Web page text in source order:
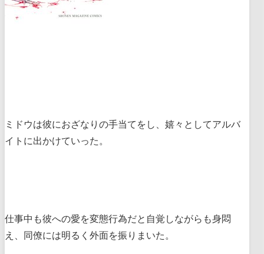
ミドウは彼におざなりの手当てをし、嬉々としてアルバ
イトに出かけていった。
仕事中も彼への愛を変態行為だと自覚しながらも身悶
え、同僚には明るく外面を振りまいた。